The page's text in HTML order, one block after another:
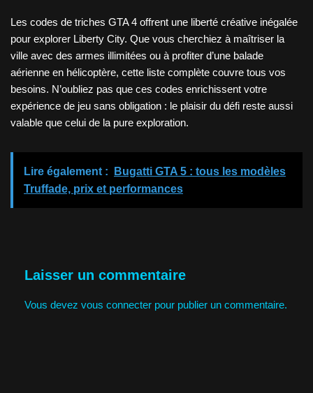
Les codes de triches GTA 4 offrent une liberté créative inégalée
pour explorer Liberty City. Que vous cherchiez à maîtriser la
ville avec des armes illimitées ou à profiter d’une balade
aérienne en hélicoptère, cette liste complète couvre tous vos
besoins. N’oubliez pas que ces codes enrichissent votre
expérience de jeu sans obligation : le plaisir du défi reste aussi
valable que celui de la pure exploration.
Lire également :
Bugatti GTA 5 : tous les modèles
Truffade, prix et performances
Laisser un commentaire
Vous devez vous connecter pour publier un commentaire.